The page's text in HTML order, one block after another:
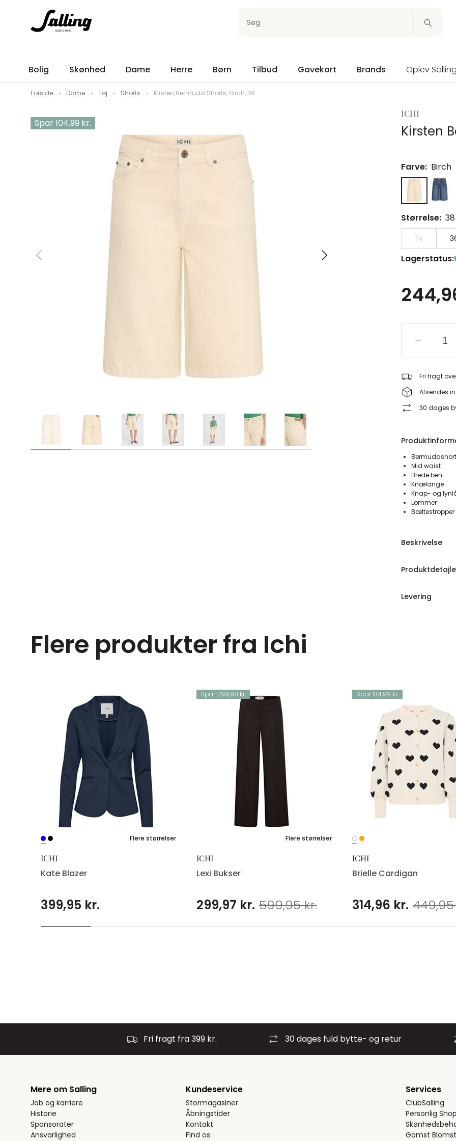
Søg
Bolig Skønhed Dame Herre Børn Tilbud Gavekort Brands Oplev Salling
Forside Dame Tøj Shorts Kirsten Bermuda Shorts, Birch, 38
Spar 104,99 kr.
ICHI
Kirsten
Farve: Birch
Størrelse: 38
34
Lagerstatus:
Fri fragt
Afsendes
30 dages
Mid waist
Brede ben
Knælange
Knap- og
Lommer
Bæltestropper
Beskrivelse
Levering
Flere produkter fra Ichi
Flere størrelser
ICHI
Kate Blazer
399,95 kr.
Spar 299,98 kr.
Flere størrelser
ICHI
Lexi Bukser
299,97 kr. 599,95 kr.
Spar 134,99 kr.
ICHI
Brielle Cardigan
314,96 kr. 449,95
Fri fragt fra 399 kr. 30 dages fuld bytte- og retur
Mere om Salling
Job og karriere
Historie
Sponsorater
Ansvarlighed
Kundeservice
Stormagasiner
Åbningstider
Kontakt
Find os
Services
ClubSalling
Personlig
Gamst